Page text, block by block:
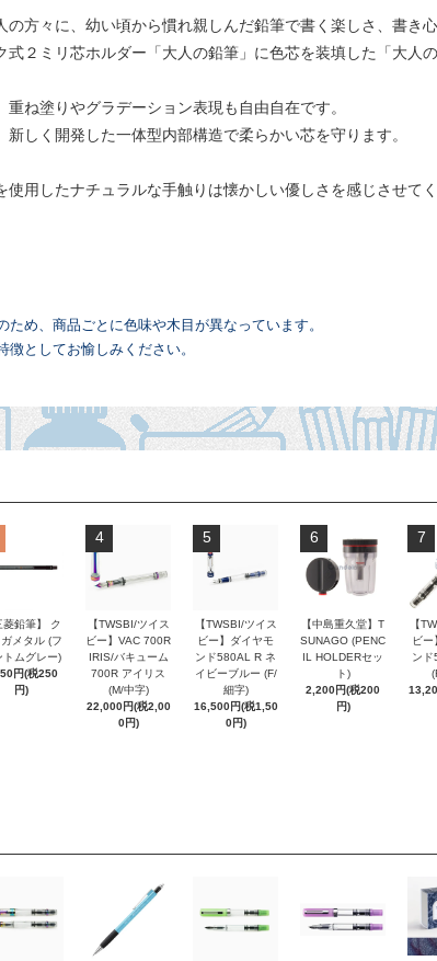
方々に、幼い頃から慣れ親しんだ鉛筆で書く楽しさ、書き
２ミリ芯ホルダー「大人の鉛筆」に色芯を装填した「大人の
ね塗りやグラデーション表現も自由自在です。
しく開発した一体型内部構造で柔らかい芯を守ります。
用したナチュラルな手触りは懐かしい優しさを感じさせてく
め、商品ごとに色味や木目が異なっています。
としてお愉しみください。
菱鉛筆】 ク
メタル (フ
トムグレー)
円(税250
円)
4
【TWSBI/ツイス
ビー】VAC 700R
IRIS/バキューム
700R アイリス
(M/中字)
22,000円(税2,00
0円)
5
【TWSBI/ツイス
ビー】ダイヤモ
ンド580AL R ネ
イビーブルー (F/
細字)
16,500円(税1,50
0円)
6
【中島重久堂】T
SUNAGO (PENC
IL HOLDERセッ
ト)
2,200円(税200
円)
7
【
ビ
ンド